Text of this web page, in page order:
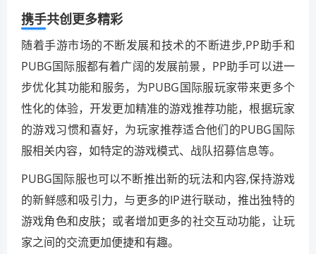
携手共创更多精彩
随着手游市场的不断发展和技术的不断进步,PP助手和
PUBG国际服都有着广阔的发展前景，PP助手可以进一
步优化其功能和服务，为PUBG国际服玩家带来更多个
性化的体验，开发更加精准的游戏推荐功能，根据玩家
的游戏习惯和喜好，为玩家推荐适合他们的PUBG国际
服相关内容，如特定的游戏模式、战队招募信息等。
PUBG国际服也可以不断推出新的玩法和内容,保持游戏
的新鲜感和吸引力，与更多的IP进行联动，推出独特的
游戏角色和皮肤；或者增加更多的社交互动功能，让玩
家之间的交流更加便捷和有趣。